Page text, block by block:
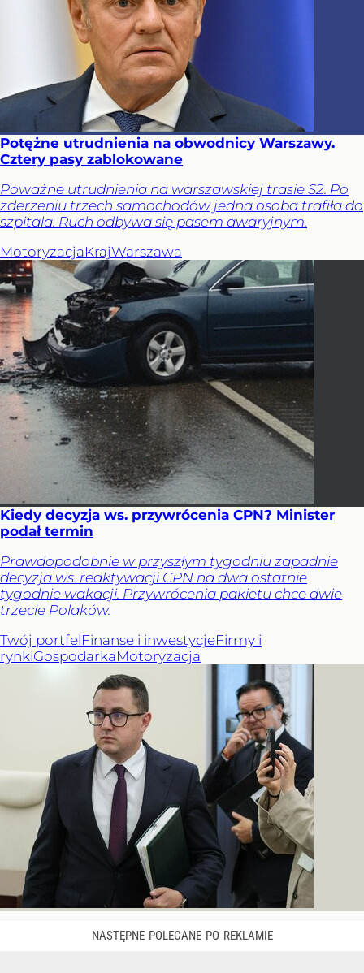
Potężne utrudnienia na obwodnicy Warszawy.
Cztery pasy zablokowane
Poważne utrudnienia na warszawskiej trasie S2. Po
zderzeniu trzech samochodów jedna osoba trafiła do
szpitala. Ruch odbywa się pasem awaryjnym.
MotoryzacjaKrajWarszawa
Kiedy decyzja ws. przywrócenia CPN? Minister
podał termin
Prawdopodobnie w przyszłym tygodniu zapadnie
decyzja ws. reaktywacji CPN na dwa ostatnie
tygodnie wakacji. Przywrócenia pakietu chce dwie
trzecie Polaków.
Twój portfelFinanse i inwestycjeFirmy i
rynkiGospodarkaMotoryzacja